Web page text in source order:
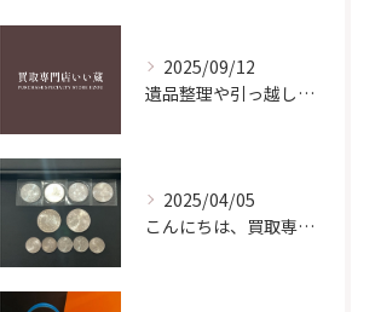
2025/09/12
遺品整理や引っ越し・断捨離のタイミングで買取したい方へのポイント
2025/04/05
こんにちは、買取専門店いい蔵です。